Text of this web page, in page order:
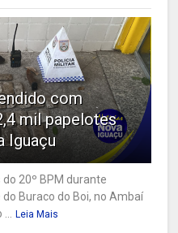
com
mil papelotes
Iguaçu
20º BPM durante
Buraco do Boi, no Ambaí
Leia Mais